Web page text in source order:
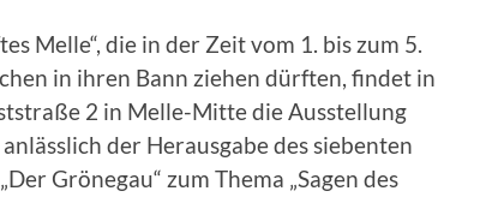
Melle“, die in der Zeit vom 1. bis zum 5.
in ihren Bann ziehen dürften, findet in
2 in Melle-Mitte die Ausstellung
der Herausgabe des siebenten
Grönegau“ zum Thema „Sagen des